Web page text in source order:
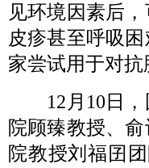
见环境因素后
皮疹甚至呼吸
家尝试用于对抗
12月10日，
院顾臻教授、
院教授刘福囝